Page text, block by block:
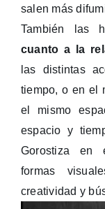
salen más
También las
cuanto a la
las distintas
tiempo, o en el
el mismo
espacio y
Gorostiza en
formas
creatividad y